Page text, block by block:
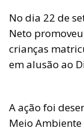
No dia 22 de
Neto
crianças
em alusão ao
A ação foi
Meio